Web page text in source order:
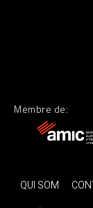
Membre de:
QUI SOM